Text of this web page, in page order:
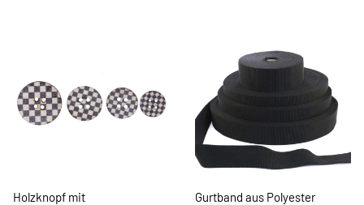
Holzknopf mit
Gurtband aus Polyester